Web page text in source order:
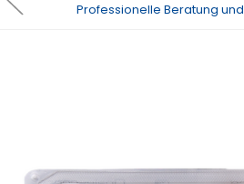
Professionelle Beratung